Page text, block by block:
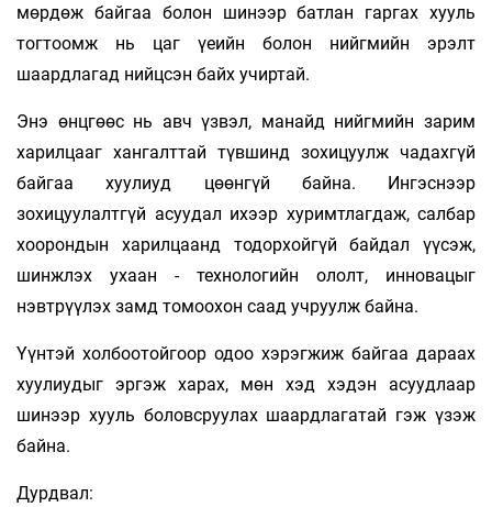
мөрдөж байгаа болон шинээр батлан гаргах хууль
тогтоомж нь цаг үеийн болон нийгмийн эрэлт
шаардлагад нийцсэн байх учиртай.
Энэ өнцгөөс нь авч үзвэл, манайд нийгмийн зарим
харилцааг хангалттай түвшинд зохицуулж чадахгүй
байгаа хуулиуд цөөнгүй байна. Ингэснээр
зохицуулалтгүй асуудал ихээр хуримтлагдаж, салбар
хоорондын харилцаанд тодорхойгүй байдал үүсэж,
шинжлэх ухаан - технологийн ололт, инновацыг
нэвтрүүлэх замд томоохон саад учруулж байна.
Үүнтэй холбоотойгоор одоо хэрэгжиж байгаа дараах
хуулиудыг эргэж харах, мөн хэд хэдэн асуудлаар
шинээр хууль боловсруулах шаардлагатай гэж үзэж
байна.
Дурдвал: